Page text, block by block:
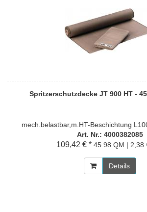
Spritzerschutzdecke JT 900 HT -
mech.belastbar,m.HT-Beschichtung
Art. Nr.: 4000382085
109,42 € * 45.98 QM | 2,38
Details